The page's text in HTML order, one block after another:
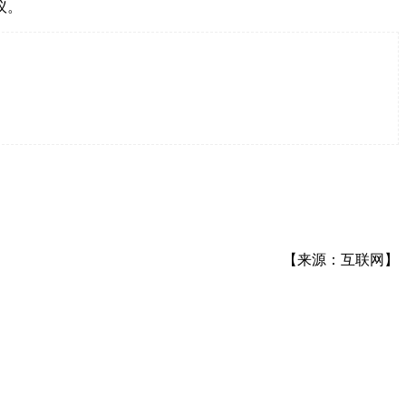
【来源：互联网】